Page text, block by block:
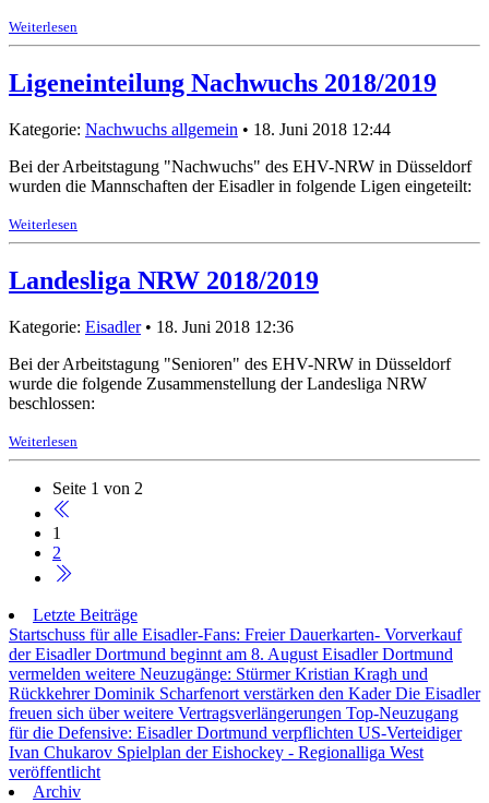
Weiterlesen
Ligeneinteilung Nachwuchs 2018/2019
Kategorie: Nachwuchs allgemein • 18. Juni 2018 12:44
Bei der Arbeitstagung "Nachwuchs" des EHV-NRW in Düsseldorf
wurden die Mannschaften der Eisadler in folgende Ligen eingeteilt:
Weiterlesen
Landesliga NRW 2018/2019
Kategorie: Eisadler• 18. Juni 2018 12:36
Bei der Arbeitstagung "Senioren" des EHV-NRW in Düsseldorf
wurde die folgende Zusammenstellung der Landesliga NRW
beschlossen:
Weiterlesen
Seite 1 von 2
1
2
Letzte Beiträge
Startschuss für alle Eisadler-Fans: Freier Dauerkarten- Vorverkauf
der Eisadler Dortmund beginnt am 8. AugustEisadler Dortmund
vermelden weitere Neuzugänge: Stürmer Kristian Kragh und
Rückkehrer Dominik Scharfenort verstärken den KaderDie Eisadler
freuen sich über weitere Vertragsverlängerungen Top-Neuzugang
für die Defensive: Eisadler Dortmund verpflichten US-Verteidiger
Ivan Chukarov Spielplan der Eishockey - Regionalliga West
veröffentlicht
Archiv